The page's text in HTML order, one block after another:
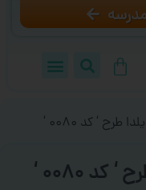
‘ کد ۰۰۸۰ ‘
۰۰۸۰ ‘